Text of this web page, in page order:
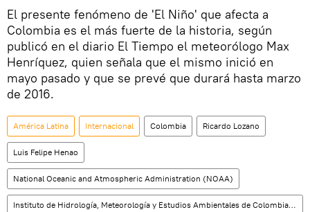
El presente fenómeno de 'El Niño' que afecta a
Colombia es el más fuerte de la historia, según
publicó en el diario El Tiempo el meteorólogo Max
Henríquez, quien señala que el mismo inició en
mayo pasado y que se prevé que durará hasta marzo
de 2016.
América Latina Internacional Colombia Ricardo Lozano
Luis Felipe Henao
National Oceanic and Atmospheric Administration (NOAA)
Instituto de Hidrología, Meteorología y Estudios Ambientales de Colombia (Ideam)